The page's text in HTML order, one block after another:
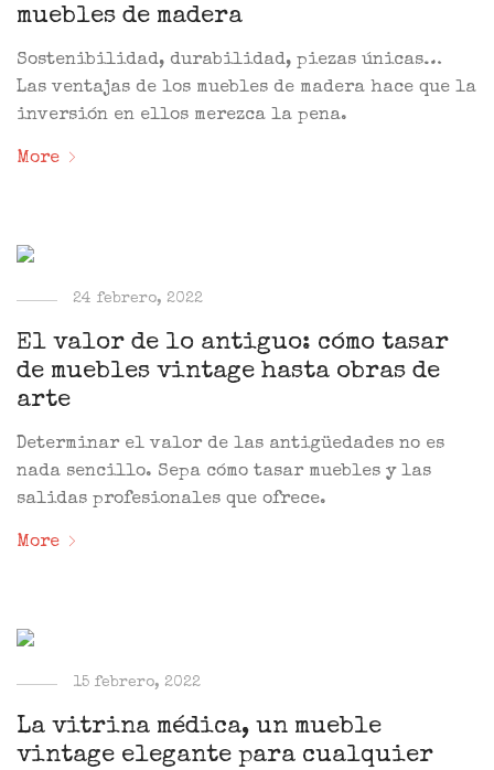
muebles de madera
Sostenibilidad, durabilidad, piezas únicas…
Las ventajas de los muebles de madera hace que la
inversión en ellos merezca la pena.
More
24 febrero, 2022
El valor de lo antiguo: cómo tasar
de muebles vintage hasta obras de
arte
Determinar el valor de las antigüedades no es
nada sencillo. Sepa cómo tasar muebles y las
salidas profesionales que ofrece.
More
15 febrero, 2022
La vitrina médica, un mueble
vintage elegante para cualquier